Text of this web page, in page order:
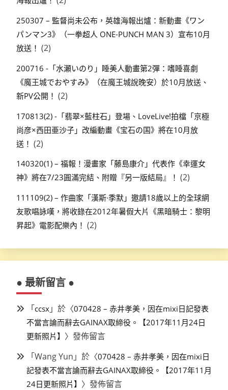
250307 – 監督尚未公布，英雄海報出爐：新動畫《ワン
パンマン3》（一拳超人 ONE-PUNCH MAN 3）宣布10月
放送！ (2)
200716 -「水瀬いのり」睡美人動畫第2彈：嗜睡喜劇
《魔王城でおやすみ》（在魔王城說晚安）於10月放送、
新PV公開！ (2)
170813(2) -「翡翠×藍柱石」登場、LoveLive!拍檔「京極
尚彦×西田亜沙子」改編動畫《宝石の国》將在10月放
送！ (2)
140320(1) – 福報！漫畫家「藤島康介」代表作《幸運女
神》將在7/23圓滿完結、附贈『另一版結局』！ (2)
111109(2) – 作曲家「漢斯·季默」邀請18歲以上的全球網
友歌唱詠嘆，將收錄在2012年暑假大片《黑暗騎士：黎明
昇起》電影配樂內！ (2)
● 最新留言 ●
「ccsx 」於〈070428 – 赤井孝美，因在mixi日記發表
不當言論而辭去GAINAX取締役。【2017年11月24日
更新照片】 〉發佈留言
「Wang Yun 」於〈070428 – 赤井孝美，因在mixi日
記發表不當言論而辭去GAINAX取締役。【2017年11月
24日更新照片】 〉發佈留言